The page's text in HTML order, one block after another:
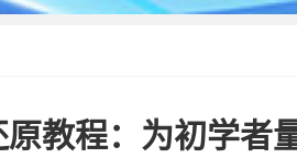
原教程：为初学者